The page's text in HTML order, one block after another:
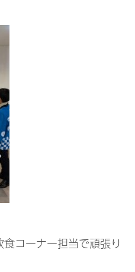
コーナー担当で頑張り